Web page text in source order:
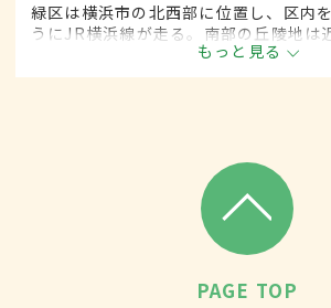
緑区は横浜市の北西部に位置し、区内
うにJR横浜線が走る。南部の丘陵地は
むなか新興住宅地も多く、18万人、7
す。開発が進みつつも緑の多い暮らし
もっと見る
PAGE TOP